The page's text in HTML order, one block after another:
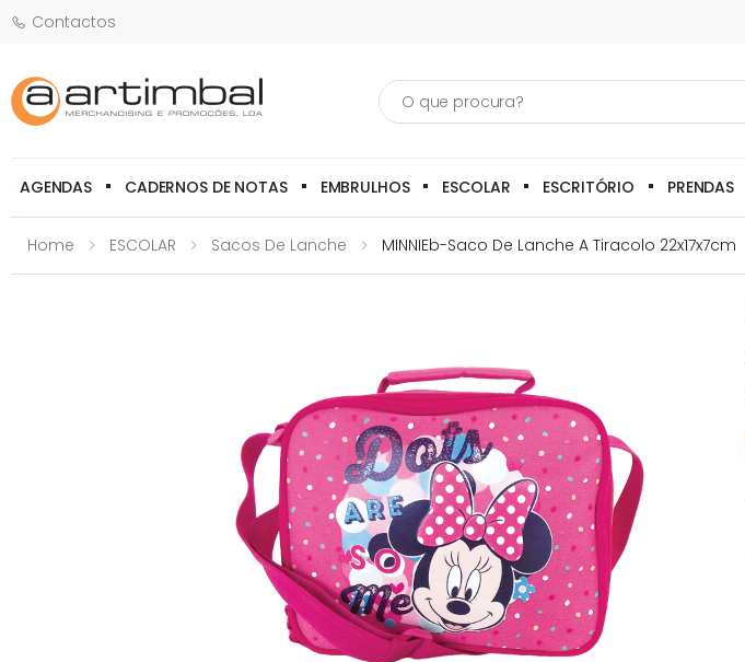
Contactos
Pesquisa
AGENDAS CADERNOS DE NOTAS EMBRULHOS ESCOLAR ESCRITÓRIO PRENDAS
Home ESCOLAR Sacos De Lanche MINNIEb-Saco De Lanche A Tiracolo 22x17x7cm